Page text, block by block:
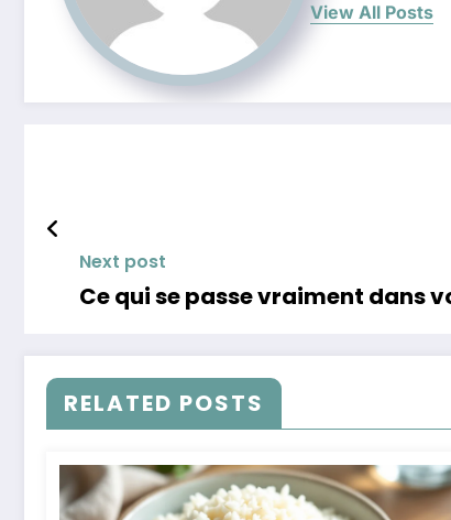
View All Posts
Next post
Ce qui se passe vraiment dans
RELATED POSTS